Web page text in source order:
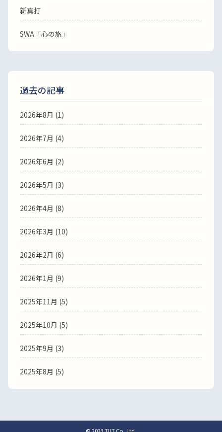
新真打
SWA「心の旅」
過去の記事
2026年8月 (1)
2026年7月 (4)
2026年6月 (2)
2026年5月 (3)
2026年4月 (8)
2026年3月 (10)
2026年2月 (6)
2026年1月 (9)
2025年11月 (5)
2025年10月 (5)
2025年9月 (3)
2025年8月 (5)
© 2023 TILT Co.,Ltd.